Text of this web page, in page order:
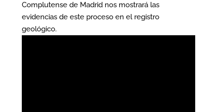
Complutense de Madrid nos mostrará las
evidencias de este proceso en el registro
geológico.